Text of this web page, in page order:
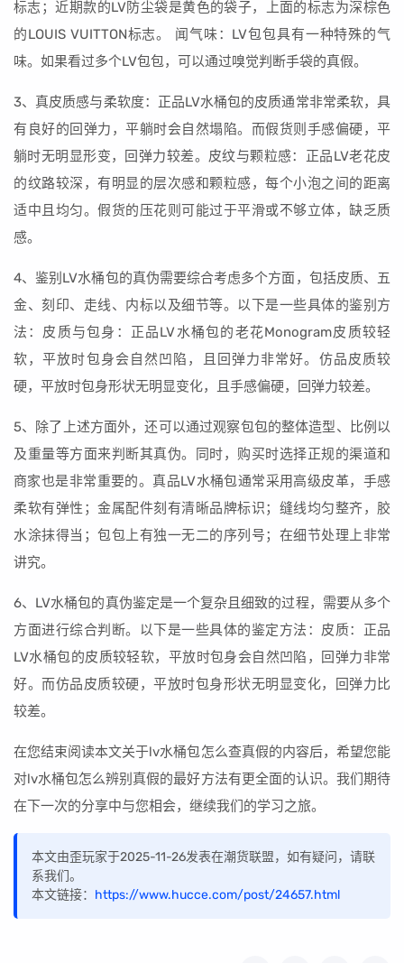
标志；近期款的LV防尘袋是黄色的袋子，上面的标志为深棕色
的LOUIS VUITTON标志。 闻气味：LV包包具有一种特殊的气
味。如果看过多个LV包包，可以通过嗅觉判断手袋的真假。
3、真皮质感与柔软度：正品LV水桶包的皮质通常非常柔软，具
有良好的回弹力，平躺时会自然塌陷。而假货则手感偏硬，平
躺时无明显形变，回弹力较差。皮纹与颗粒感：正品LV老花皮
的纹路较深，有明显的层次感和颗粒感，每个小泡之间的距离
适中且均匀。假货的压花则可能过于平滑或不够立体，缺乏质
感。
4、鉴别LV水桶包的真伪需要综合考虑多个方面，包括皮质、五
金、刻印、走线、内标以及细节等。以下是一些具体的鉴别方
法：皮质与包身：正品LV水桶包的老花Monogram皮质较轻
软，平放时包身会自然凹陷，且回弹力非常好。仿品皮质较
硬，平放时包身形状无明显变化，且手感偏硬，回弹力较差。
5、除了上述方面外，还可以通过观察包包的整体造型、比例以
及重量等方面来判断其真伪。同时，购买时选择正规的渠道和
商家也是非常重要的。真品LV水桶包通常采用高级皮革，手感
柔软有弹性；金属配件刻有清晰品牌标识；缝线均匀整齐，胶
水涂抹得当；包包上有独一无二的序列号；在细节处理上非常
讲究。
6、LV水桶包的真伪鉴定是一个复杂且细致的过程，需要从多个
方面进行综合判断。以下是一些具体的鉴定方法：皮质：正品
LV水桶包的皮质较轻软，平放时包身会自然凹陷，回弹力非常
好。而仿品皮质较硬，平放时包身形状无明显变化，回弹力比
较差。
在您结束阅读本文关于lv水桶包怎么查真假的内容后，希望您能
对lv水桶包怎么辨别真假的最好方法有更全面的认识。我们期待
在下一次的分享中与您相会，继续我们的学习之旅。
本文由歪玩家于2025-11-26发表在潮货联盟，如有疑问，请联
系我们。
本文链接： https://www.hucce.com/post/24657.html